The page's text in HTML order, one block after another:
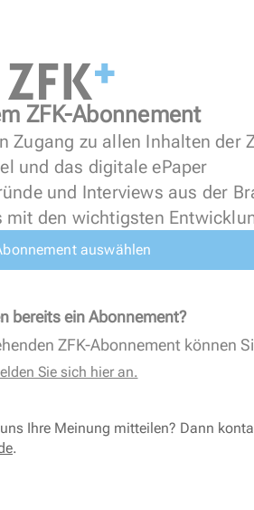
ZFK-Abonnement
Zugang zu allen Inhalten der
und das digitale ePaper
und Interviews aus der
den wichtigsten
auswählen
bereits ein Abonnement?
ZFK-Abonnement können
Sie sich hier an.
Ihre Meinung mitteilen? Dann
.